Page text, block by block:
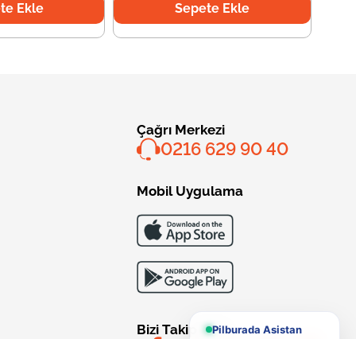
Ekle Sepete Ekle
Çağrı Merkezi
0216 629 90 40
Mobil Uygulama
Bizi Takip EdinPilburada Asistan